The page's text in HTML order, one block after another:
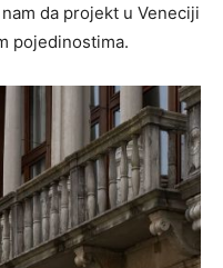
da projekt u Veneciji
pojedinostima.